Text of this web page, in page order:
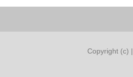
Copyright (c) |